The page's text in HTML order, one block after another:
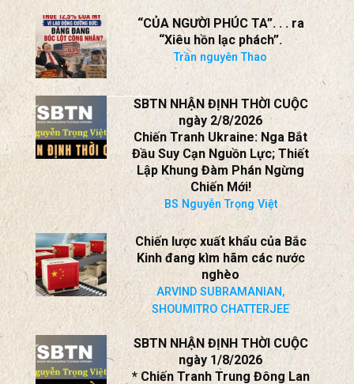
“CỦA NGƯỜI PHÚC TA”. . . ra
“Xiêu hồn lạc phách”.
Trần nguyên Thao
SBTN NHẬN ĐỊNH THỜI CUỘC
ngày 2/8/2026
Chiến Tranh Ukraine: Nga Bắt
Đầu Suy Cạn Nguồn Lực; Thiết
Lập Khung Đàm Phán Ngừng
Chiến Mới!
BS Nguyễn Trọng Việt
Chiến lược xuất khẩu của Bắc
Kinh đang kìm hãm các nước
nghèo
ARVIND SUBRAMANIAN,
SHOUMITRO CHATTERJEE
SBTN NHẬN ĐỊNH THỜI CUỘC
ngày 1/8/2026
* Chiến Tranh Trung Đông Lan